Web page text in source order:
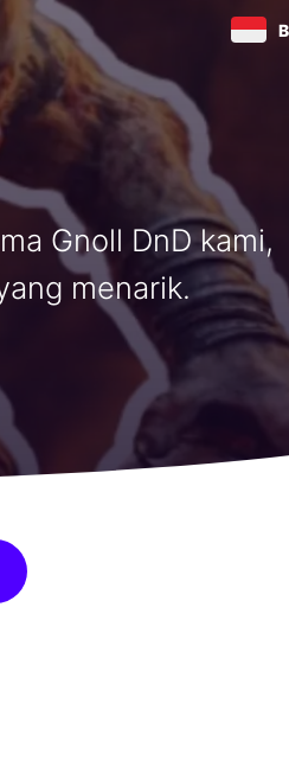
Gnoll DnD kami,
menarik.